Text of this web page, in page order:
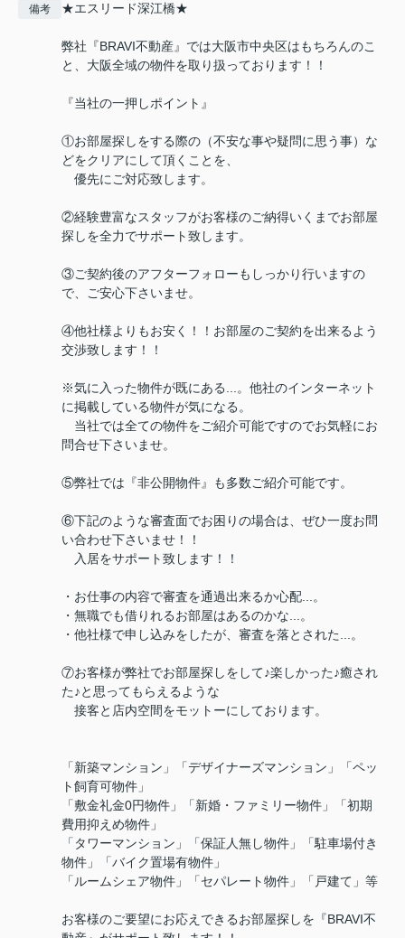
備考 ★エスリード深江橋★
弊社『BRAVI不動産』では大阪市中央区はもちろんのこ
と、大阪全域の物件を取り扱っております！！
『当社の一押しポイント』
①お部屋探しをする際の（不安な事や疑問に思う事）な
どをクリアにして頂くことを、
優先にご対応致します。
②経験豊富なスタッフがお客様のご納得いくまでお部屋
探しを全力でサポート致します。
③ご契約後のアフターフォローもしっかり行いますの
で、ご安心下さいませ。
④他社様よりもお安く！！お部屋のご契約を出来るよう
交渉致します！！
※気に入った物件が既にある...。他社のインターネット
に掲載している物件が気になる。
当社では全ての物件をご紹介可能ですのでお気軽にお
問合せ下さいませ。
⑤弊社では『非公開物件』も多数ご紹介可能です。
⑥下記のような審査面でお困りの場合は、ぜひ一度お問
い合わせ下さいませ！！
入居をサポート致します！！
・お仕事の内容で審査を通過出来るか心配...。
・無職でも借りれるお部屋はあるのかな...。
・他社様で申し込みをしたが、審査を落とされた...。
⑦お客様が弊社でお部屋探しをして♪楽しかった♪癒され
た♪と思ってもらえるような
接客と店内空間をモットーにしております。
「新築マンション」「デザイナーズマンション」「ペッ
ト飼育可物件」
「敷金礼金0円物件」「新婚・ファミリー物件」「初期
費用抑えめ物件」
「タワーマンション」「保証人無し物件」「駐車場付き
物件」「バイク置場有物件」
「ルームシェア物件」「セパレート物件」「戸建て」等
お客様のご要望にお応えできるお部屋探しを『BRAVI不